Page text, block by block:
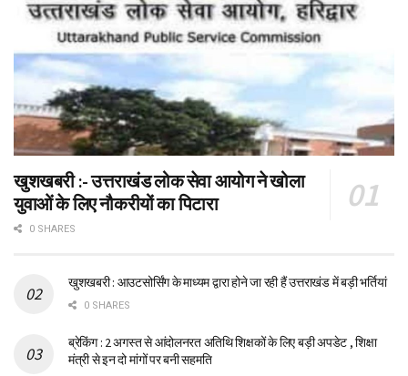
खुशखबरी :- उत्तराखंड लोक सेवा आयोग ने खोला
युवाओं के लिए नौकरीयों का पिटारा
0 SHARES
खुशखबरी : आउटसोर्सिंग के माध्यम द्वारा होने जा रही हैं उत्तराखंड में बड़ी भर्तियां
0 SHARES
ब्रेकिंग : 2 अगस्त से आंदोलनरत अतिथि शिक्षकों के लिए बड़ी अपडेट , शिक्षा
मंत्री से इन दो मांगों पर बनी सहमति